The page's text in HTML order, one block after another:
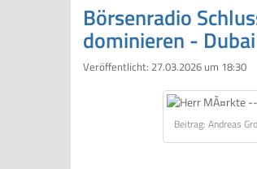
Börsenradio
dominieren -
Veröffentlicht: 27.03.2026 um 18:30
Beitrag: Andreas